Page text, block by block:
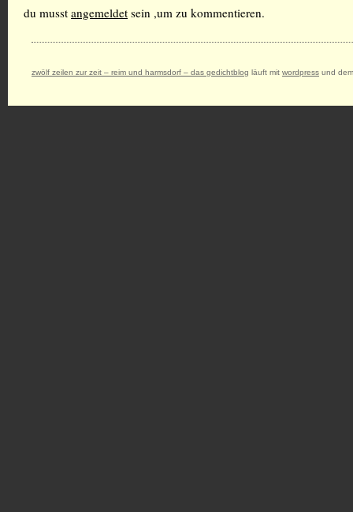
du musst angemeldet sein ,um zu kommentieren.
zwölf zeilen zur zeit – reim und harmsdorf – das gedichtblog läuft mit wordpress und